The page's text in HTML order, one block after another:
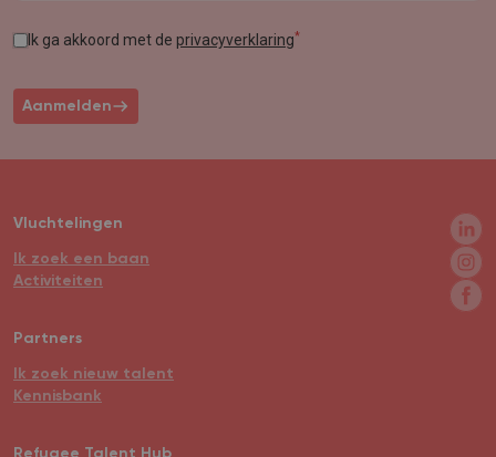
Ik ga akkoord met de privacyverklaring*
Aanmelden
Vluchtelingen
Ik zoek een baan
Activiteiten
Partners
Ik zoek nieuw talent
Kennisbank